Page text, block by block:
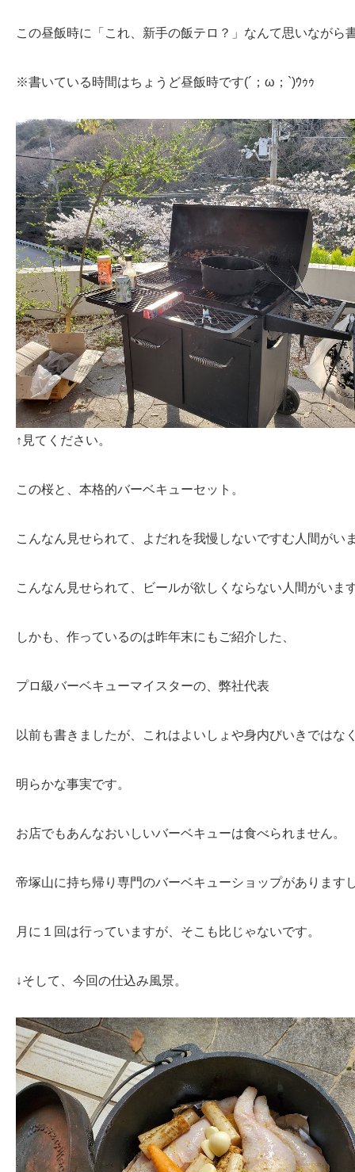
この昼飯時に「これ、新手の飯テロ？」なんて思いながら
※書いている時間はちょうど昼飯時です(´；ω；`)ｳｩｩ
↑見てください。
この桜と、本格的バーベキューセット。
こんなん見せられて、よだれを我慢しないですむ人間がい
こんなん見せられて、ビールが欲しくならない人間がいま
しかも、作っているのは昨年末にもご紹介した、
プロ級バーベキューマイスターの、弊社代表
以前も書きましたが、これはよいしょや身内びいきではな
明らかな事実です。
お店でもあんなおいしいバーベキューは食べられません。
帝塚山に持ち帰り専門のバーベキューショップがあります
月に１回は行っていますが、そこも比じゃないです。
↓そして、今回の仕込み風景。